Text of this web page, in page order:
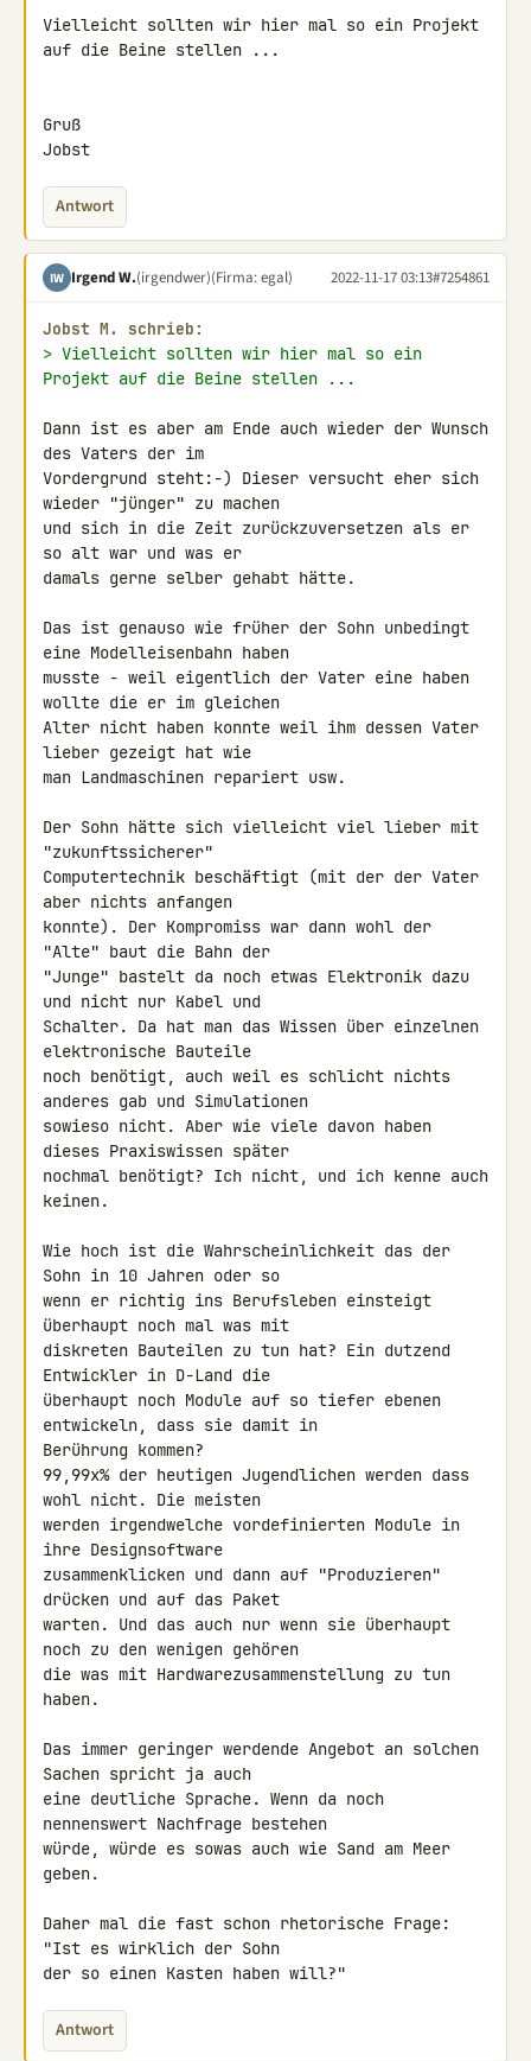
Vielleicht sollten wir hier mal so ein Projekt
auf die Beine stellen ...
Gruß
Jobst
Antwort
IW Irgend W.(irgendwer)(Firma: egal) 2022-11-17 03:13#7254861
Jobst M. schrieb:
> Vielleicht sollten wir hier mal so ein
Projekt auf die Beine stellen ...
Dann ist es aber am Ende auch wieder der Wunsch
des Vaters der im
Vordergrund steht:-) Dieser versucht eher sich
wieder "jünger" zu machen
und sich in die Zeit zurückzuversetzen als er
so alt war und was er
damals gerne selber gehabt hätte.
Das ist genauso wie früher der Sohn unbedingt
eine Modelleisenbahn haben
musste - weil eigentlich der Vater eine haben
wollte die er im gleichen
Alter nicht haben konnte weil ihm dessen Vater
lieber gezeigt hat wie
man Landmaschinen repariert usw.
Der Sohn hätte sich vielleicht viel lieber mit
"zukunftssicherer"
Computertechnik beschäftigt (mit der der Vater
aber nichts anfangen
konnte). Der Kompromiss war dann wohl der
"Alte" baut die Bahn der
"Junge" bastelt da noch etwas Elektronik dazu
und nicht nur Kabel und
Schalter. Da hat man das Wissen über einzelnen
elektronische Bauteile
noch benötigt, auch weil es schlicht nichts
anderes gab und Simulationen
sowieso nicht. Aber wie viele davon haben
dieses Praxiswissen später
nochmal benötigt? Ich nicht, und ich kenne auch
keinen.
Wie hoch ist die Wahrscheinlichkeit das der
Sohn in 10 Jahren oder so
wenn er richtig ins Berufsleben einsteigt
überhaupt noch mal was mit
diskreten Bauteilen zu tun hat? Ein dutzend
Entwickler in D-Land die
überhaupt noch Module auf so tiefer ebenen
entwickeln, dass sie damit in
Berührung kommen?
99,99x% der heutigen Jugendlichen werden dass
wohl nicht. Die meisten
werden irgendwelche vordefinierten Module in
ihre Designsoftware
zusammenklicken und dann auf "Produzieren"
drücken und auf das Paket
warten. Und das auch nur wenn sie überhaupt
noch zu den wenigen gehören
die was mit Hardwarezusammenstellung zu tun
haben.
Das immer geringer werdende Angebot an solchen
Sachen spricht ja auch
eine deutliche Sprache. Wenn da noch
nennenswert Nachfrage bestehen
würde, würde es sowas auch wie Sand am Meer
geben.
Daher mal die fast schon rhetorische Frage:
"Ist es wirklich der Sohn
der so einen Kasten haben will?"
Antwort